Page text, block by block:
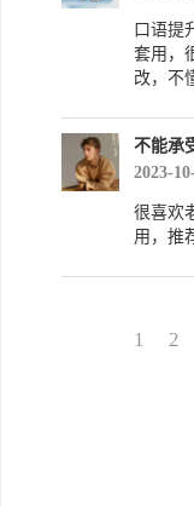
口语提
套用，
改，不
不能承
2023-
很喜欢
用，推
1 2